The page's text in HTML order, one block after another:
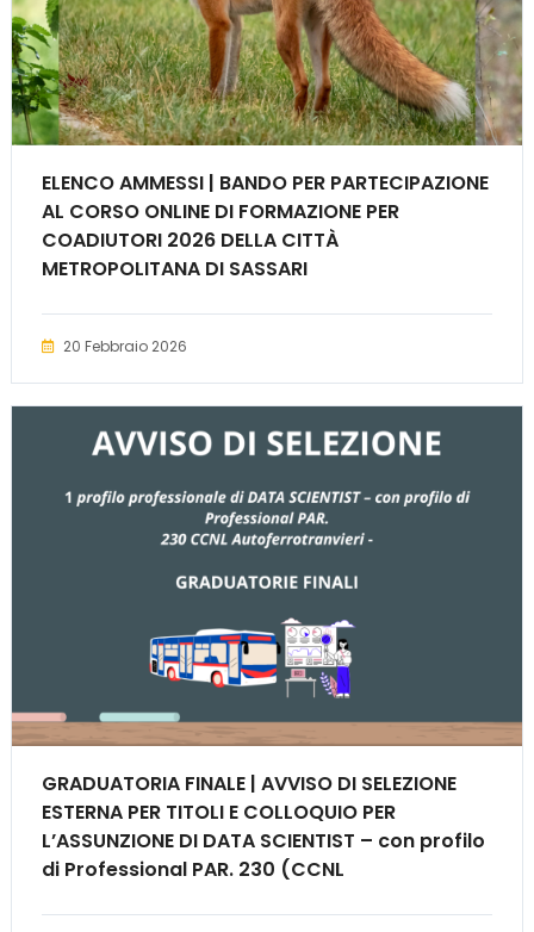
ELENCO AMMESSI | BANDO PER PARTECIPAZIONE
AL CORSO ONLINE DI FORMAZIONE PER
COADIUTORI 2026 DELLA CITTÀ
METROPOLITANA DI SASSARI
20 Febbraio 2026
GRADUATORIA FINALE | AVVISO DI SELEZIONE
ESTERNA PER TITOLI E COLLOQUIO PER
L’ASSUNZIONE DI DATA SCIENTIST – con profilo
di Professional PAR. 230 (CCNL